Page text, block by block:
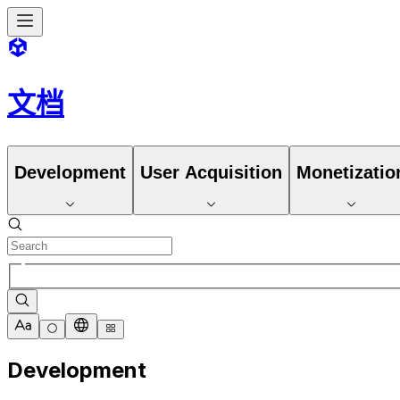
文档
Development User Acquisition
Development